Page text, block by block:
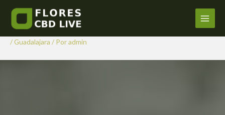
contenido
Main
Comprar Flores CBD en
Tordellego
/Guadalajara / Poradmin